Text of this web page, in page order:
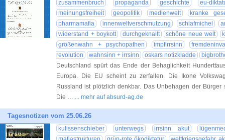
zusammenbruch
propaganda geschichte
eu-
meinungsfreiheit
geopolitik medienwelt
kranke
pharmamafia
innenweltverschmutzung schlafmichel
widerstand + boykott
durchgeknallt schöne neue welt
größenwahn + psychopathen
impfirrsinn
revolution
wahnsinn + irrsinn oskars notizkladde
Deutschland spürt das Ende der Behaglichkeit
Europa. Die EU scheint zu zerfallen. Die Ikone
Russland ist plötzlich denkbar. Das Unbehagen der
Die … ... mehr auf absurd-ag.de
Tagesnotizen vom 25.06.26
kulissenschieber unterwegs irrsinn akut